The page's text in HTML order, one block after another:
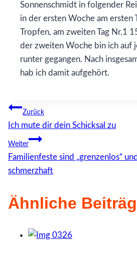
Sonnenschmidt in folgender
in der ersten Woche am ersten
Tropfen, am zweiten Tag Nr.1
der zweiten Woche bin ich auf
runter gegangen. Nach
hab ich damit aufgehört.
Zurück
Ich mute dir dein Schicksal zu
Weiter
Familienfeste sind „grenzenlos“
schmerzhaft
Ähnliche